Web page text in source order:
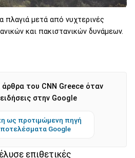
πλαγιά μετά από νυχτερινές
και πακιστανικών δυνάμεων.
του CNN Greece όταν
στην Google
ως προτιμώμενη πηγή
Google
επιθετικές